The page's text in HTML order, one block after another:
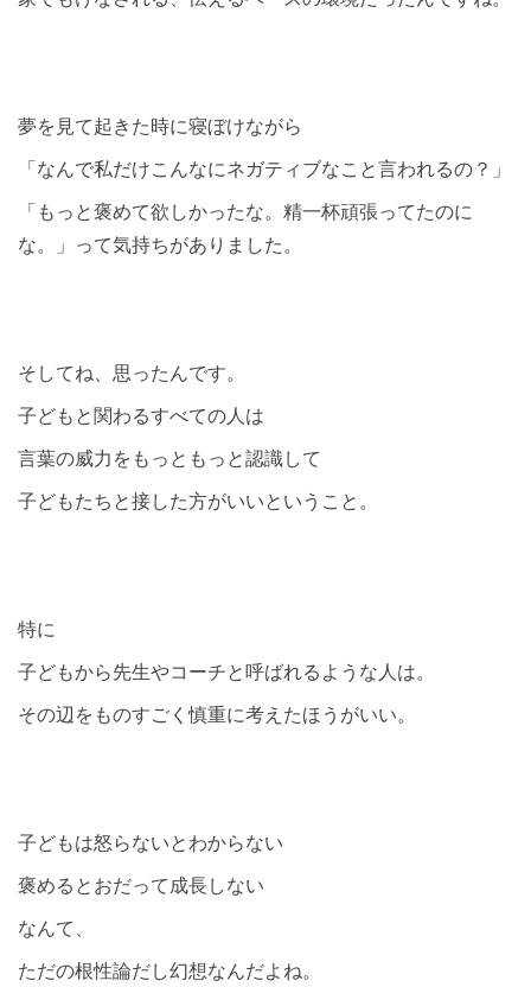
夢を見て起きた時に寝ぼけながら
「なんで私だけこんなにネガティブなこと言われるの？」
「もっと褒めて欲しかったな。精一杯頑張ってたのに
な。」って気持ちがありました。
そしてね、思ったんです。
子どもと関わるすべての人は
言葉の威力をもっともっと認識して
子どもたちと接した方がいいということ。
特に
子どもから先生やコーチと呼ばれるような人は。
その辺をものすごく慎重に考えたほうがいい。
子どもは怒らないとわからない
褒めるとおだって成長しない
なんて、
ただの根性論だし幻想なんだよね。